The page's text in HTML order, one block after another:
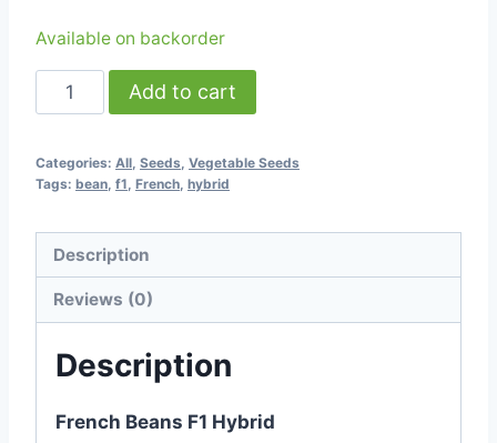
Available on backorder
French
Beans
Hybrid
10
seeds
quantity
Add to cart
Categories: All Seeds Vegetable Seeds
Tags: bean f1 French hybrid
Description
Reviews (0)
Description
French Beans F1 Hybrid